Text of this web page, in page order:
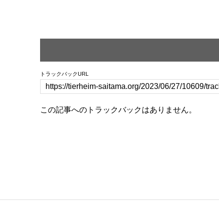
トラックバックURL
この記事へのトラックバックはありません。